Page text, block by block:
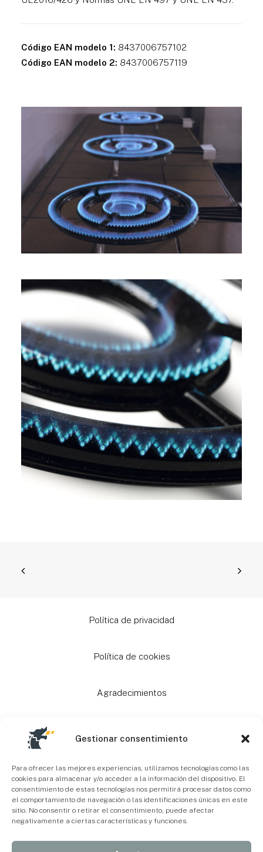
Gestionar consentimiento
Para ofrecer las mejores experiencias, utilizamos tecnologías como las
cookies para almacenar y/o acceder a la información del dispositivo. El
consentimiento de estas tecnologías nos permitirá procesar datos como
el comportamiento de navegación o las identificaciones únicas en este
sitio. No consentir o retirar el consentimiento, puede afectar
negativamente a ciertas características y funciones.
Código EAN modelo 1: 8437006757102
Código EAN modelo 2: 8437006757119
Política de privacidad
Política de cookies
Agradecimientos
Mapa Web
Accesibilidad